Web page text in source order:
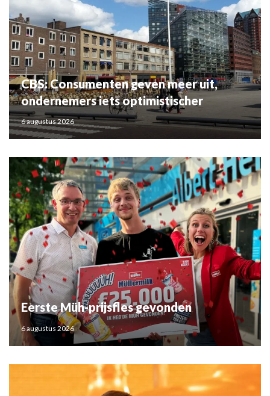
CBS: Consumenten geven meer uit,
ondernemers iets optimistischer
6 augustus 2026
Eerste Müh-prijsfles gevonden
6 augustus 2026